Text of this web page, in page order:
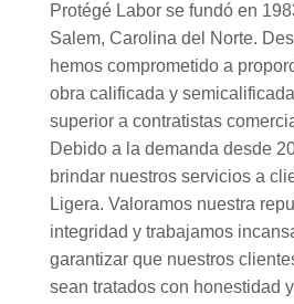
Protégé Labor se fundó en
Salem, Carolina del Norte.
hemos comprometido a
obra calificada y
superior a contratistas
Debido a la demanda desde
brindar nuestros servicios a
Ligera. Valoramos nuestra
integridad y trabajamos
garantizar que nuestros
sean tratados con honestidad